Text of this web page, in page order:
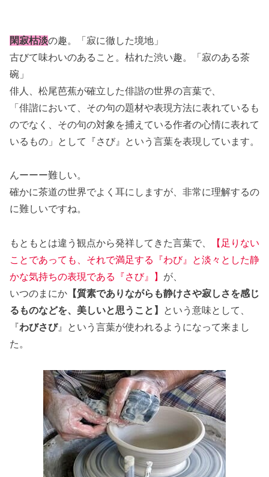
閑寂枯淡の趣。「寂に徹した境地」
古びて味わいのあること。枯れた渋い趣。「寂のある茶
碗」
俳人、松尾芭蕉が確立した俳諧の世界の言葉で、
「俳諧において、その句の題材や表現方法に表れているも
のでなく、その句の対象を捕えている作者の心情に表れて
いるもの」として『さび』という言葉を表現しています。
んーーー難しい。
確かに茶道の世界でよく耳にしますが、非常に理解するの
に難しいですね。
もともとは違う観点から発祥してきた言葉で、
【足りない
ことであっても、それで満足する『わび』と淡々とした静
かな気持ちの表現である『さび』】 が、
いつのまにか 【質素でありながらも静けさや寂しさを感じ
るものなどを、美しいと思うこと】
という意味として、
『わびさび』という言葉が使われるようになって来まし
た。